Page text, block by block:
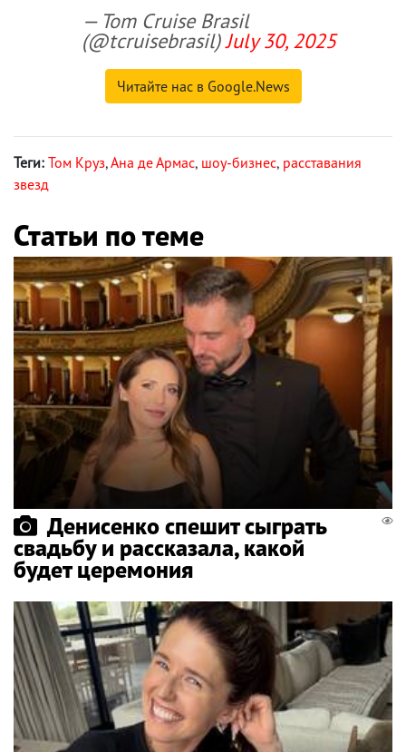
— Tom Cruise Brasil
(@tcruisebrasil)July 30, 2025
Читайте нас в Google.News
Теги: Том Круз,Ана де Армас, шоу-бизнес, расставания
звезд
Статьи по теме
Денисенко спешит сыграть
свадьбу и рассказала, какой
будет церемония